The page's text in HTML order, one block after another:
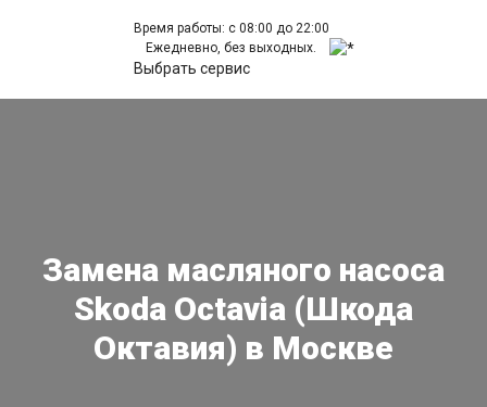
Время работы: с 08:00 до 22:00
Ежедневно, без выходных.
Выбрать сервис
Замена масляного насоса
Skoda Octavia (Шкода
Октавия) в Москве